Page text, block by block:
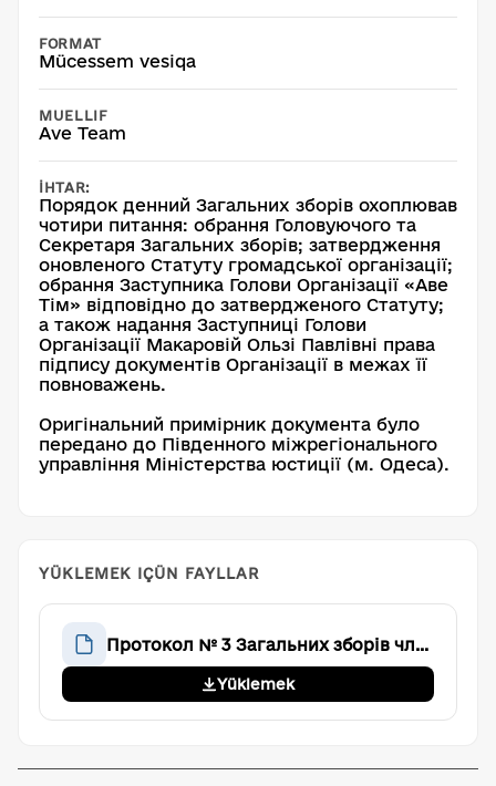
FORMAT
Mücessem vesiqa
MUELLIF
Ave Team
İHTAR:
Порядок денний Загальних зборів охоплював
чотири питання: обрання Головуючого та
Секретаря Загальних зборів; затвердження
оновленого Статуту громадської організації;
обрання Заступника Голови Організації «Аве
Тім» відповідно до затвердженого Статуту;
а також надання Заступниці Голови
Організації Макаровій Ользі Павлівні права
підпису документів Організації в межах її
повноважень.
Оригінальний примірник документа було
передано до Південного міжрегіонального
управління Міністерства юстиції (м. Одеса).
YÜKLEMEK IÇÜN FAYLLAR
Протокол № 3 Загальних зборів членів Громадської організації «Аве Тім»
Yüklemek